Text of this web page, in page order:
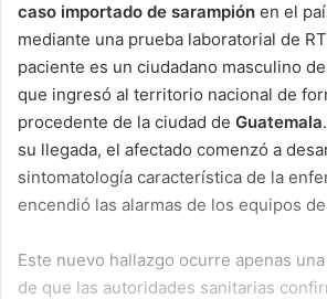
caso importado de sarampión en el
mediante una prueba laboratorial de
paciente es un ciudadano masculino
que ingresó al territorio nacional de
procedente de la ciudad de Guatemala
su llegada, el afectado comenzó a
sintomatología característica de la
encendió las alarmas de los equipos
Este nuevo hallazgo ocurre apenas
de que las autoridades sanitarias